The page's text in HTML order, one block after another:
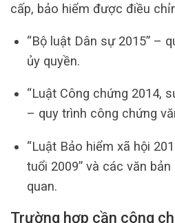
cấp, bảo hiểm được điều
“Bộ luật Dân sự 2015” –
ủy quyền.
“Luật Công chứng 2014,
– quy trình công chứng
“Luật Bảo hiểm xã hội
tuổi 2009” và các văn
quan.
Trường hợp cần công